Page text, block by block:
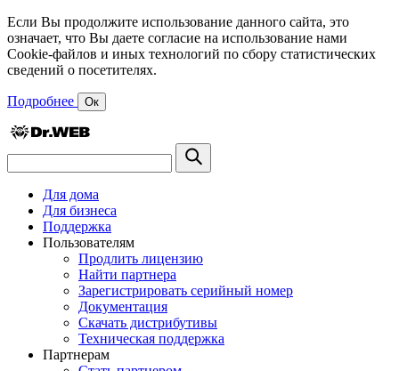
Если Вы продолжите использование данного сайта, это
означает, что Вы даете согласие на использование нами
Cookie-файлов и иных технологий по сбору статистических
сведений о посетителях.
Подробнее Ок
Для дома
Для бизнеса
Поддержка
Пользователям
Продлить лицензию
Найти партнера
Зарегистрировать серийный номер
Документация
Скачать дистрибутивы
Техническая поддержка
Партнерам